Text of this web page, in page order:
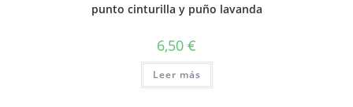
punto cinturilla y puño lavanda
6,50 €
Leer más